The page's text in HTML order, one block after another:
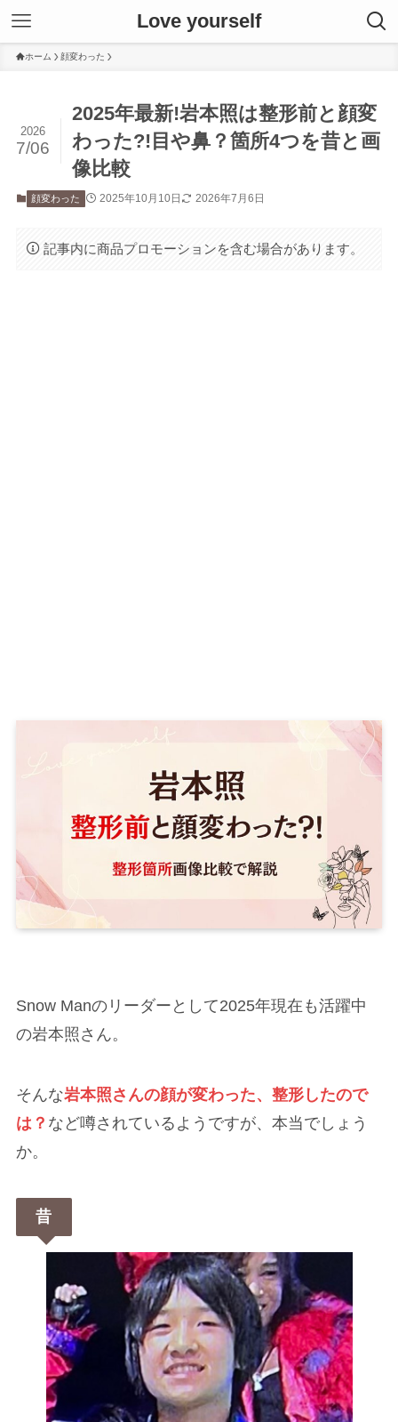
Love yourself
ホーム 顔変わった
2025年最新!岩本照は整形前と顔変
わった?!目や鼻？箇所4つを昔と画
像比較
2026
7/06
顔変わった 2025年10月10日 2026年7月6日
記事内に商品プロモーションを含む場合があります。
Snow Manのリーダーとして2025年現在も活躍中
の岩本照さん。
そんな岩本照さんの顔が変わった、整形したので
は？ など噂されているようですが、本当でしょう
か。
昔